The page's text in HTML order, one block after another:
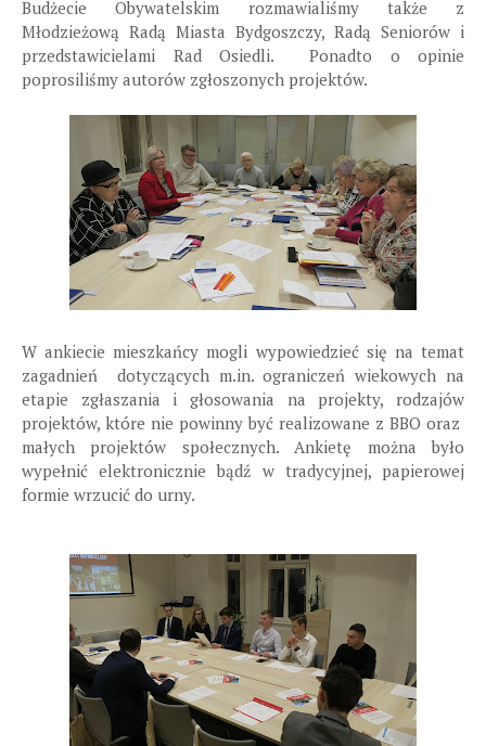
Budżecie Obywatelskim rozmawialiśmy także z
Młodzieżową Radą Miasta Bydgoszczy, Radą Seniorów i
przedstawicielami Rad Osiedli. Ponadto o opinie
poprosiliśmy autorów zgłoszonych projektów.
W ankiecie mieszkańcy mogli wypowiedzieć się na temat
zagadnień dotyczących m.in. ograniczeń wiekowych na
etapie zgłaszania i głosowania na projekty, rodzajów
projektów, które nie powinny być realizowane z BBO oraz
małych projektów społecznych. Ankietę można było
wypełnić elektronicznie bądź w tradycyjnej, papierowej
formie wrzucić do urny.